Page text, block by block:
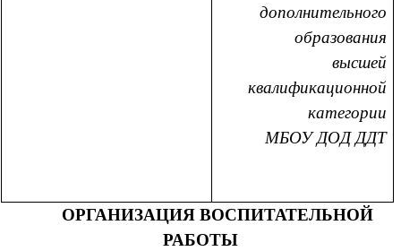
дополнительного
образования
высшей
квалификационной
категории
МБОУ ДОД ДДТ
ОРГАНИЗАЦИЯ ВОСПИТАТЕЛЬНОЙ
РАБОТЫ